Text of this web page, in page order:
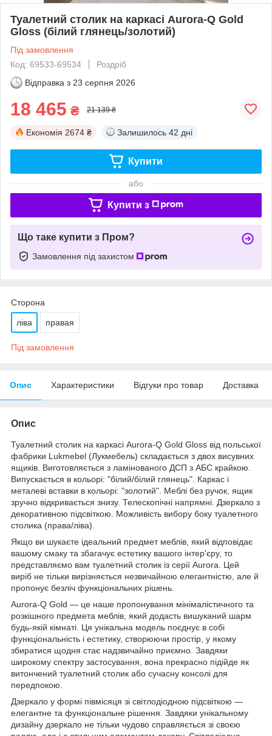
Туалетний столик на каркасі Aurora-Q Gold
Gloss (білий глянець/золотий)
Під замовлення
Код: 69533-69534
Роздріб
Відправка з 23 серпня 2026
18 465 ₴ 21 139 ₴
Економія 2674 ₴ Залишилось 42 дні
Купити
або
Купити з
Що таке купити з Пром?
Замовлення під захистом
Сторона
ліва правая
Під замовлення
Опис Характеристики Відгуки про товар Доставка
Опис
Туалетний столик на каркасі Aurora-Q Gold Gloss від польської
фабрики Lukmebel (Лукмебель) складається з двох висувних
ящиків. Виготовляється з ламінованого ДСП з АБС крайкою.
Випускається в кольорі: "білий/білий глянець". Каркас і
металеві вставки в кольорі: "золотий". Меблі без ручок, ящик
зручно відкривається знизу. Телескопічні напрямні. Дзеркало з
декоративною підсвіткою. Можливість вибору боку туалетного
столика (права/ліва).
Якщо ви шукаєте ідеальний предмет меблів, який відповідає
вашому смаку та збагачує естетику вашого інтер'єру, то
представляємо вам туалетний столик із серії Aurora. Цей
виріб не тільки вирізняється незвичайною елегантністю, але й
пропонує безліч функціональних рішень.
Aurora-Q Gold — це наше пропонування мінімалістичного та
розкішного предмета меблів, який додасть вишуканий шарм
будь-якій кімнаті. Ця унікальна модель поєднує в собі
функціональність і естетику, створюючи простір, у якому
збиратися щодня стає надзвичайно приємно. Завдяки
широкому спектру застосування, вона прекрасно підійде як
витончений туалетний столик або сучасну консолі для
передпокою.
Дзеркало у формі півмісяця зі світлодіодною підсвіткою —
елегантне та функціональне рішення. Завдяки унікальному
дизайну дзеркало не тільки чудово справляється зі своєю